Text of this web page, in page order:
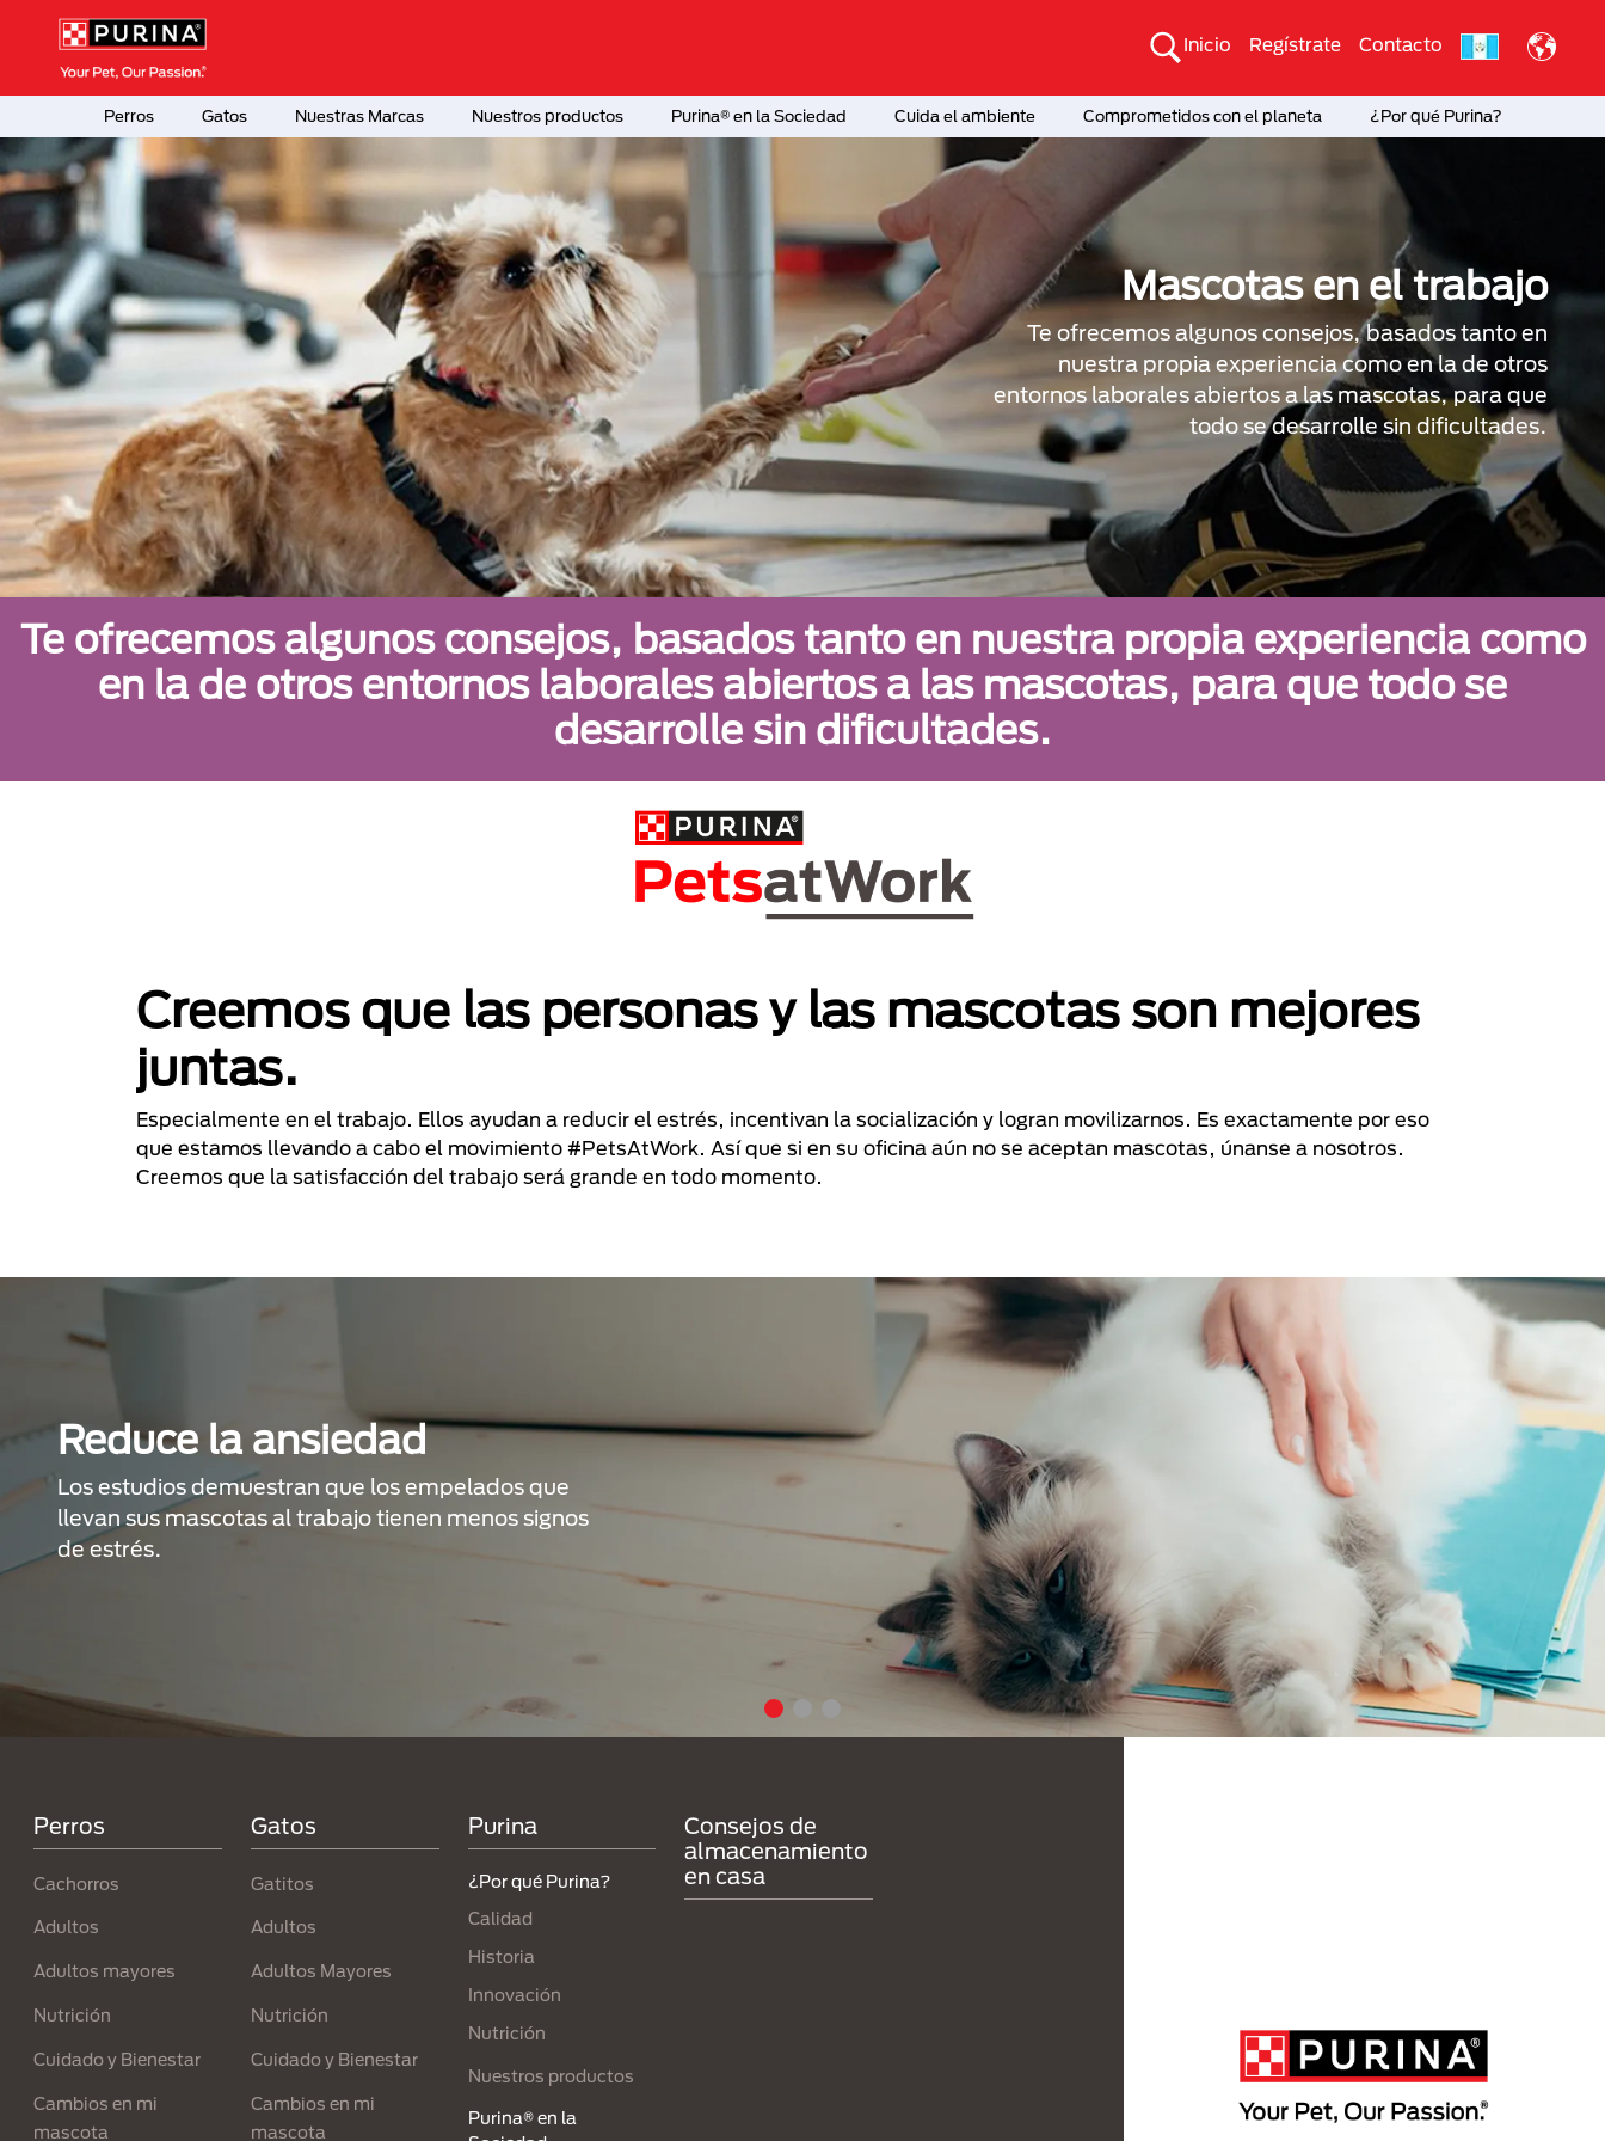
Pasar al contenido principal
Menú Secundario Purina
Inicio Regístrate Contacto
Menú Principal Purina
Perros Gatos Nuestras Marcas Nuestros productos Purina® en la Sociedad Cuida el ambiente Comprometidos con el planeta ¿Por qué Purina?
Mascotas en el trabajo
Te ofrecemos algunos consejos, basados tanto en
nuestra propia experiencia como en la de otros
entornos laborales abiertos a las mascotas, para que
todo se desarrolle sin dificultades.
Te ofrecemos algunos consejos, basados tanto en nuestra propia experiencia como
en la de otros entornos laborales abiertos a las mascotas, para que todo se
desarrolle sin dificultades.
Creemos que las personas y las mascotas son mejores
juntas.
Especialmente en el trabajo. Ellos ayudan a reducir el estrés, incentivan la socialización y logran movilizarnos. Es exactamente por eso
que estamos llevando a cabo el movimiento #PetsAtWork. Así que si en su oficina aún no se aceptan mascotas, únanse a nosotros.
Creemos que la satisfacción del trabajo será grande en todo momento.
Reduce la ansiedad
Los estudios demuestran que los empelados que
llevan sus mascotas al trabajo tienen menos signos
de estrés.
Perros
Cachorros
Adultos
Adultos mayores
Nutrición
Cuidado y Bienestar
Cambios en mi
mascota
Gatos
Gatitos
Adultos
Adultos Mayores
Nutrición
Cuidado y Bienestar
Cambios en mi
mascota
Purina
¿Por qué Purina?
Calidad
Historia
Innovación
Nutrición
Nuestros productos
Purina® en la
Consejos de
almacenamiento
en casa